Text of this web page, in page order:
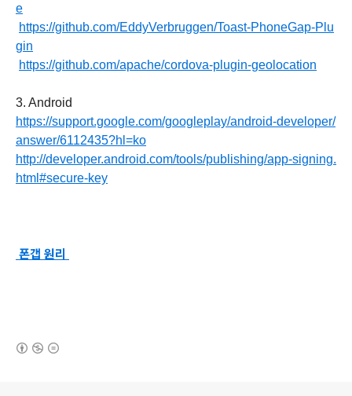
e
https://github.com/EddyVerbruggen/Toast-PhoneGap-Plu
gin
https://github.com/apache/cordova-plugin-geolocation
3. Android
https://support.google.com/googleplay/android-developer/
answer/6112435?hl=ko
http://developer.android.com/tools/publishing/app-signing.
html#secure-key
폰갭 원리